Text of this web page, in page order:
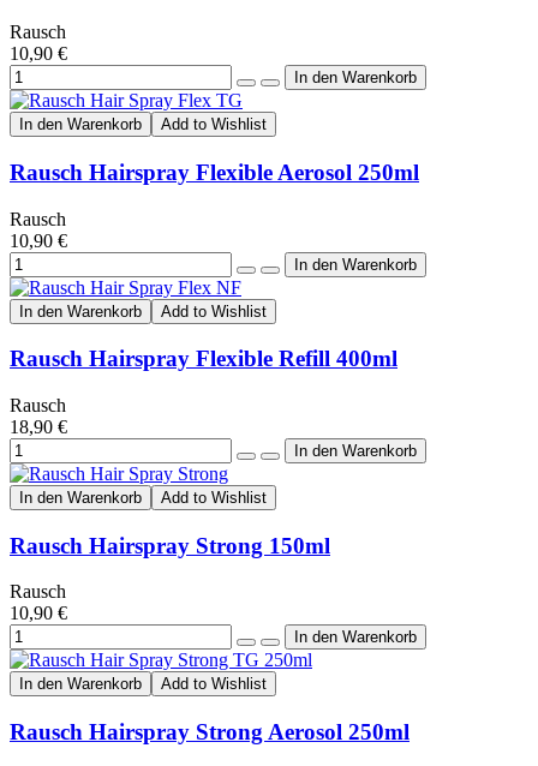
Rausch
10,90 €
In den Warenkorb Add to Wishlist
Rausch Hairspray Flexible Aerosol 250ml
Rausch
10,90 €
In den Warenkorb Add to Wishlist
Rausch Hairspray Flexible Refill 400ml
Rausch
18,90 €
In den Warenkorb Add to Wishlist
Rausch Hairspray Strong 150ml
Rausch
10,90 €
In den Warenkorb Add to Wishlist
Rausch Hairspray Strong Aerosol 250ml